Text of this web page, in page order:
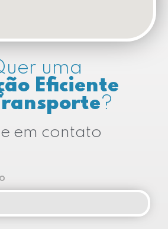
uma
Eficiente
?
em contato